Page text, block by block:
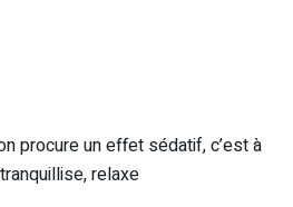
procure un effet sédatif, c’est à
relaxe